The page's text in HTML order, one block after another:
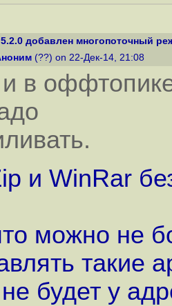
5.2.0 добавлен многопоточный
(??) on 22-Дек-14, 21:08
в
и WinRar
можно не
такие
будет у